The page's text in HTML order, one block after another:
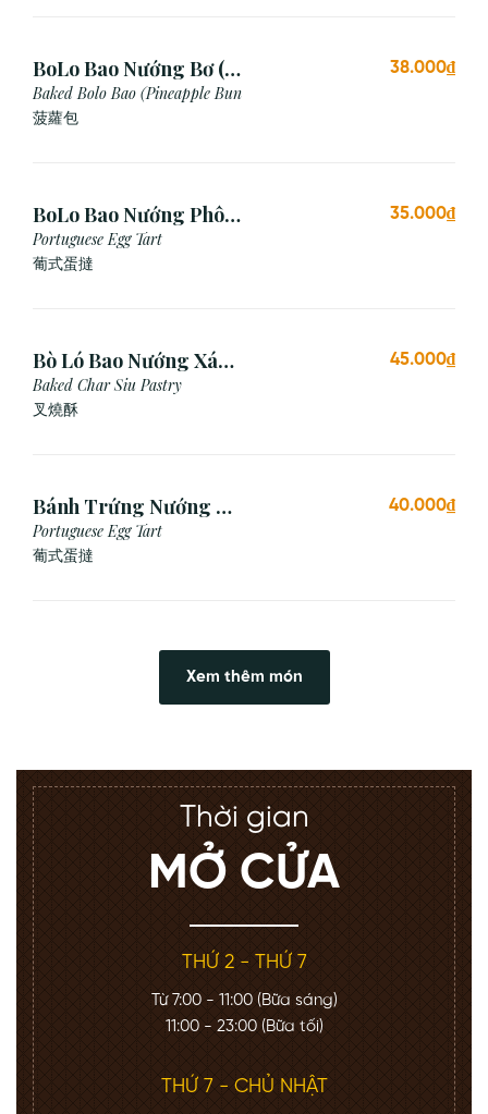
BoLo Bao Nướng Bơ (1
Cái)
Baked Bolo Bao (Pineapple Bun
菠蘿包
38.000₫
BoLo Bao Nướng Phô
Mai (1 Cái)
Portuguese Egg Tart
葡式蛋撻
35.000₫
Bò Ló Bao Nướng Xá
Xíu (1 Cái)
Baked Char Siu Pastry
叉燒酥
45.000₫
Bánh Trứng Nướng Bồ
Đào Nha (2 Cái)
Portuguese Egg Tart
葡式蛋撻
40.000₫
Xem thêm món
Thời gian
MỞ CỬA
THỨ 2 - THỨ 7
Từ 7:00 - 11:00 (Bữa sáng)
11:00 - 23:00 (Bữa tối)
THỨ 7 - CHỦ NHẬT